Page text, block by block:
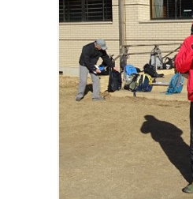
マイメディア検索